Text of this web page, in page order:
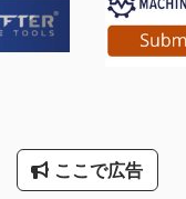
ここで広告